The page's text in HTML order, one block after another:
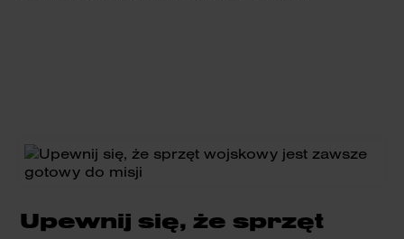
Upewnij się, że sprzęt